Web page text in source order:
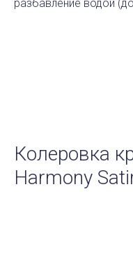
разбавление водой
Колеровка
Harmony